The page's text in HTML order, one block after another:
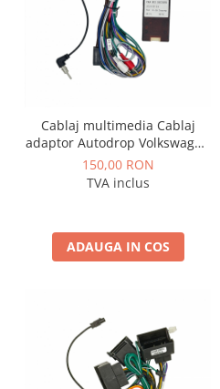
Cablaj multimedia Cablaj
adaptor Autodrop Volkswagen
Touareg (2011-2017) pentru
Navigații multimedia Android
150,00 RON
TVA inclus
ADAUGA IN COS